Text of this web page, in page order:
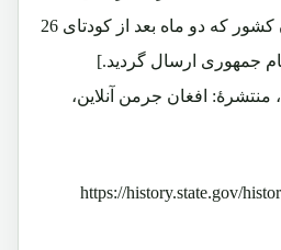
عنوانی وزارت خارجه آن کشور که دو ماه بعد از کودتای 26
جمهوری ارسال گردید.]
منتشرۀ: افغان جرمن آنلاین،
https://history.state.gov/